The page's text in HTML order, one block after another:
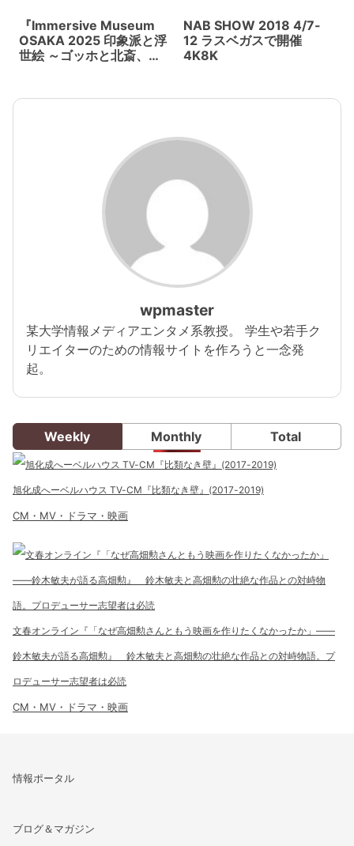
『Immersive Museum
OSAKA 2025 印象派と浮
世絵 ～ゴッホと北斎、モ
れる。東京の感動を大阪
NAB SHOW 2018 4/7-
12 ラスベガスで開催
4K8K
wpmaster
某大学情報メディアエンタメ系教授。 学生や若手ク
リエイターのための情報サイトを作ろうと一念発
起。
Weekly Monthly Total
旭化成へーベルハウス TV-CM『比類なき壁』(2017-2019)
CM・MV・ドラマ・映画
文春オンライン『「なぜ高畑勲さんともう映画を作りたくなかったか」――
鈴木敏夫が語る高畑勲』 鈴木敏夫と高畑勲の壮絶な作品との対峙物語。プ
ロデューサー志望者は必読
CM・MV・ドラマ・映画
情報ポータル
ブログ＆マガジン